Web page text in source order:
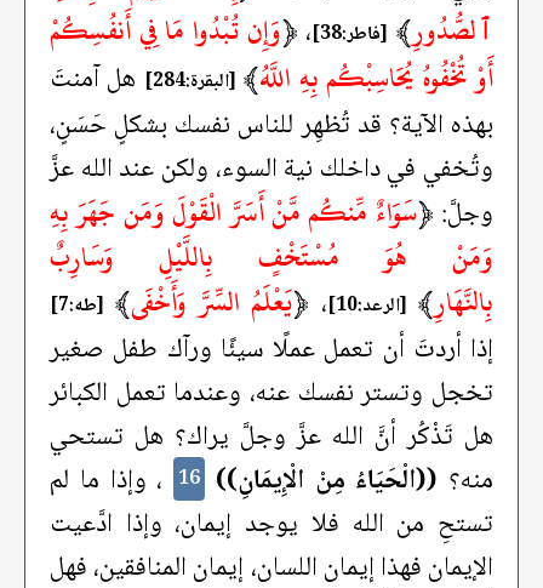
ٱلصُّدُورِ﴾ [فاطر:38] ، ﴿وَإِن تُبْدُوا مَا فِي أَنفُسِكُمْ
أَوْ تُخْفُوهُ يُحَاسِبْكُم بِهِ اللَّهُ﴾ [البقرة:284]
هل آمنتَ
بهذه الآية؟ قد تُظهِر للناس نفسك بشكلٍ حَسَنٍ،
وتُخفي في داخلك نية السوء، ولكن عند الله عزَّ
وجلَّ: ﴿سَوَاءٌ مِّنكُم مَّنْ أَسَرَّ الْقَوْلَ وَمَن جَهَرَ بِهِ
وَمَنْ هُوَ مُسْتَخْفٍ بِاللَّيْلِ وَسَارِبٌ
بِالنَّهَارِ﴾ [الرعد:10] ، ﴿يَعْلَمُ السِّرَّ وَأَخْفَى﴾ [طه:7]
إذا أردتَ أن تعمل عملًا سيئًا ورآك طفل صغير
تخجل وتستر نفسك عنه، وعندما تعمل الكبائر
هل تَذْكُر أنَّ الله عزَّ وجلَّ يراك؟ هل تستحي
منه؟ ((الْحَيَاءُ مِنْ الْإِيمَانِ)) 16 ، وإذا ما لم
تستحِ من الله فلا يوجد إيمان، وإذا ادَّعيت
الإيمان فهذا إيمان اللسان، إيمان المنافقين، فهل